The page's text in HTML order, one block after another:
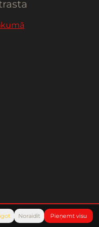
Noraidīt Pieņemt visu